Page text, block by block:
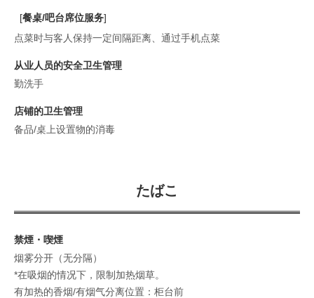
[餐桌/吧台席位服务]
点菜时与客人保持一定间隔距离
通过手机点菜
从业人员的安全卫生管理
勤洗手
店铺的卫生管理
备品/桌上设置物的消毒
たばこ
禁煙・喫煙
烟雾分开（无分隔）
*在吸烟的情况下，限制加热烟草。
有加热的香烟/有烟气分离位置：柜台前